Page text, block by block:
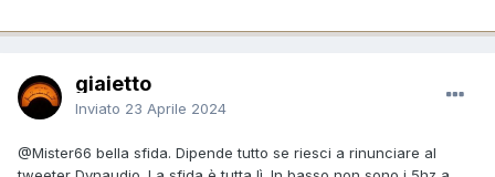
giaietto
Inviato 23 Aprile 2024
@Mister66 bella sfida. Dipende tutto se riesci a rinunciare al